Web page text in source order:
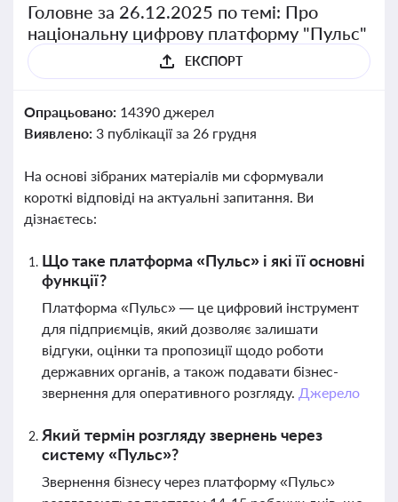
Головне за 26.12.2025 по темі: Про
національну цифрову платформу "Пульс"
ЕКСПОРТ
Опрацьовано: 14390 джерел
Виявлено: 3 публікації за 26 грудня
На основі зібраних матеріалів ми сформували
короткі відповіді на актуальні запитання. Ви
дізнаєтесь:
Що таке платформа «Пульс» і які її основні
функції?
Платформа «Пульс» — це цифровий інструмент
для підприємців, який дозволяє залишати
відгуки, оцінки та пропозиції щодо роботи
державних органів, а також подавати бізнес-
звернення для оперативного розгляду. Джерело
Який термін розгляду звернень через
систему «Пульс»?
Звернення бізнесу через платформу «Пульс»